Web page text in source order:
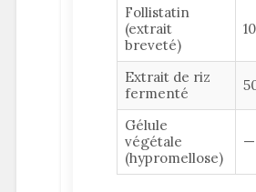
Follistatin
(extrait
breveté)
Extrait de riz
fermenté
Gélule
végétale
(hypromellose)
—